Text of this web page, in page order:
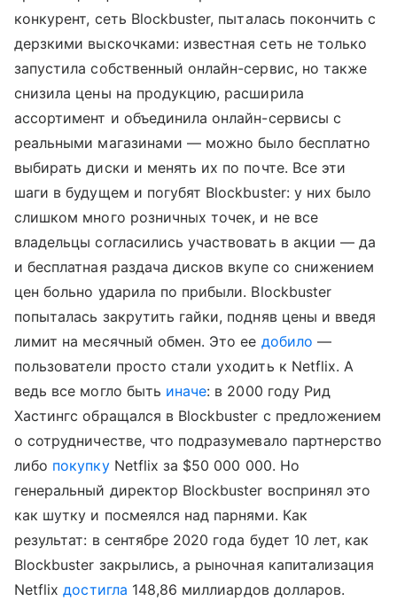
конкурент, сеть Blockbuster, пыталась покончить с
дерзкими выскочками: известная сеть не только
запустила собственный онлайн-сервис, но также
снизила цены на продукцию, расширила
ассортимент и объединила онлайн-сервисы с
реальными магазинами — можно было бесплатно
выбирать диски и менять их по почте. Все эти
шаги в будущем и погубят Blockbuster: у них было
слишком много розничных точек, и не все
владельцы согласились участвовать в акции — да
и бесплатная раздача дисков вкупе со снижением
цен больно ударила по прибыли. Blockbuster
попыталась закрутить гайки, подняв цены и введя
лимит на месячный обмен. Это ее добило —
пользователи просто стали уходить к Netflix. А
ведь все могло быть иначе: в 2000 году Рид
Хастингс обращался в Blockbuster с предложением
о сотрудничестве, что подразумевало партнерство
либо покупкуNetflix за $50 000 000. Но
генеральный директор Blockbuster воспринял это
как шутку и посмеялся над парнями. Как
результат: в сентябре 2020 года будет 10 лет, как
Blockbuster закрылись, а рыночная капитализация
Netflixдостигла 148,86 миллиардов долларов.